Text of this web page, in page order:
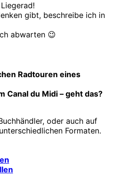
gibt, beschreibe ich in
abwarten 😉
Radtouren eines
Canal du Midi – geht das?
oder auch auf
Formaten.